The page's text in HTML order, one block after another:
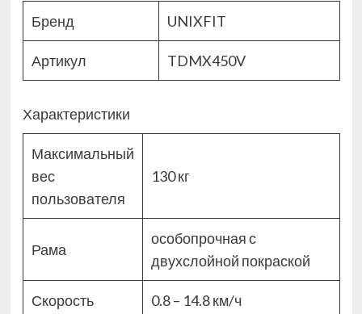
Бренд UNIXFIT
Артикул TDMX450V
Характеристики
Максимальный
вес
пользователя
130 кг
Рама
особопрочная с
двухслойной покраской
Скорость 0.8 – 14.8 км/ч